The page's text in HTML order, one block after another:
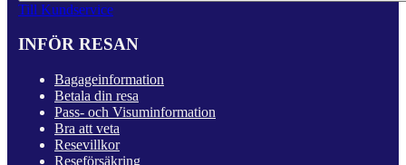
Till Kundservice
INFÖR RESAN
Bagageinformation
Betala din resa
Pass- och Visuminformation
Bra att veta
Resevillkor
Reseförsäkring